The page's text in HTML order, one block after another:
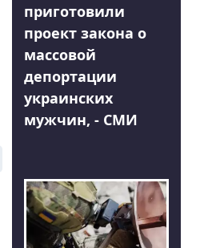
приготовили
проект закона о
массовой
депортации
украинских
мужчин, - СМИ